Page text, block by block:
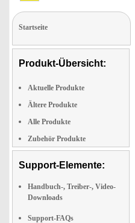
Startseite
Produkt-Übersicht:
Aktuelle Produkte
Ältere Produkte
Alle Produkte
Zubehör Produkte
Support-Elemente:
Handbuch-, Treiber-, Video-
Downloads
Support-FAQs